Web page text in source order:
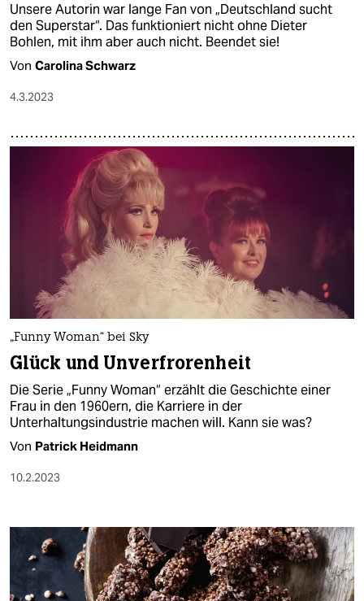
Unsere Autorin war lange Fan von „Deutschland sucht
den Superstar“. Das funktioniert nicht ohne Dieter
Bohlen, mit ihm aber auch nicht. Beendet sie!
Von Carolina Schwarz
4.3.2023
„Funny Woman“ bei Sky
Glück und Unverfrorenheit
Die Serie „Funny Woman“ erzählt die Geschichte einer
Frau in den 1960ern, die Karriere in der
Unterhaltungsindustrie machen will. Kann sie was?
Von Patrick Heidmann
10.2.2023